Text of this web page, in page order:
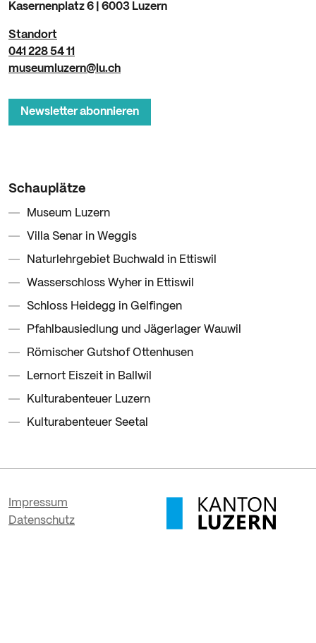
Kasernenplatz 6 | 6003 Luzern
Standort
041 228 54 11
museumluzern@lu.ch
Newsletter abonnieren
Schauplätze
Museum Luzern
Villa Senar in Weggis
Naturlehrgebiet Buchwald in Ettiswil
Wasserschloss Wyher in Ettiswil
Schloss Heidegg in Gelfingen
Pfahlbausiedlung und Jägerlager Wauwil
Römischer Gutshof Ottenhusen
Lernort Eiszeit in Ballwil
Kulturabenteuer Luzern
Kulturabenteuer Seetal
Impressum
Datenschutz